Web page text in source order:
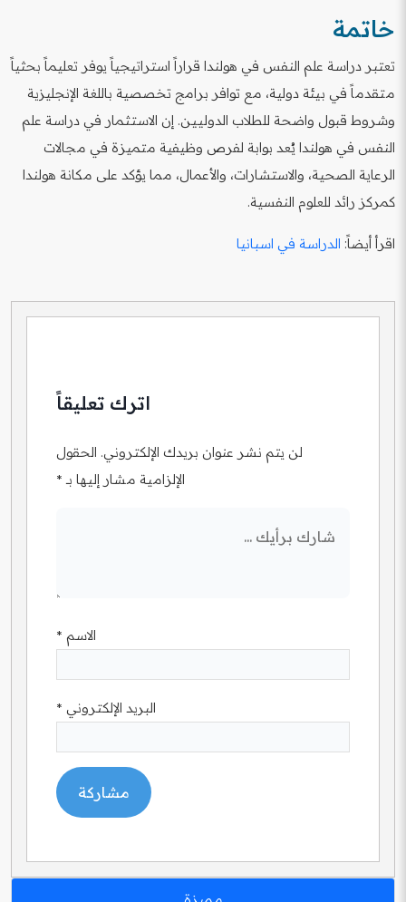
خاتمة
تعتبر دراسة علم النفس في هولندا قراراً استراتيجياً يوفر تعليماً بحثياً
متقدماً في بيئة دولية، مع توافر برامج تخصصية باللغة الإنجليزية
وشروط قبول واضحة للطلاب الدوليين. إن الاستثمار في دراسة علم
النفس في هولندا يُعد بوابة لفرص وظيفية متميزة في مجالات
الرعاية الصحية، والاستشارات، والأعمال، مما يؤكد على مكانة هولندا
كمركز رائد للعلوم النفسية.
اقرأ أيضاً: الدراسة في اسبانيا
اترك تعليقاً
لن يتم نشر عنوان بريدك الإلكتروني. الحقول
الإلزامية مشار إليها بـ *
الاسم *
البريد الإلكتروني *